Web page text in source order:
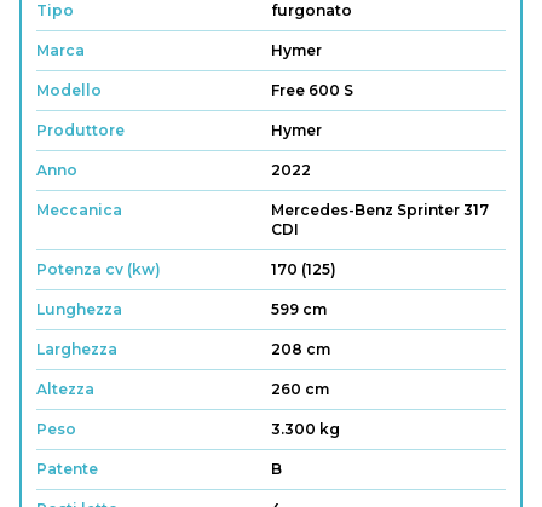
Tipo furgonato
Marca Hymer
Modello Free 600 S
Produttore Hymer
Anno 2022
Meccanica
Mercedes-Benz Sprinter 317
CDI
Potenza cv (kw) 170 (125)
Lunghezza 599 cm
Larghezza 208 cm
Altezza 260 cm
Peso 3.300 kg
Patente B